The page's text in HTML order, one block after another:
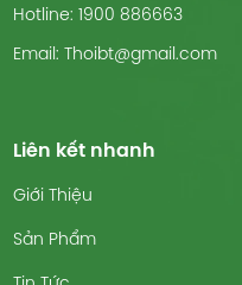
Hotline: 1900 886663
Email: Thoibt@gmail.com
Liên kết nhanh
Giới Thiệu
Sản Phẩm